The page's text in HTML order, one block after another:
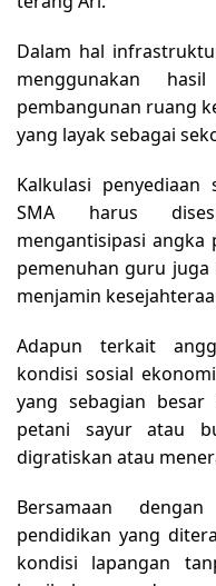
Dalam hal
menggunakan
pembangunan ruang
yang layak sebagai
Kalkulasi
SMA harus
mengantisipasi angka
pemenuhan guru
menjamin
Adapun terkait
kondisi sosial
yang sebagian besar
petani sayur atau
digratiskan atau
Bersamaan
pendidikan yang
kondisi lapangan